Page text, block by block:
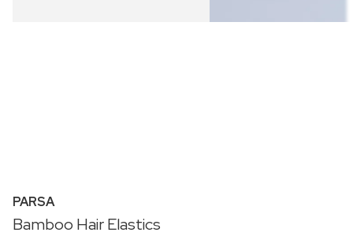
PARSA
Bamboo Hair Elastics